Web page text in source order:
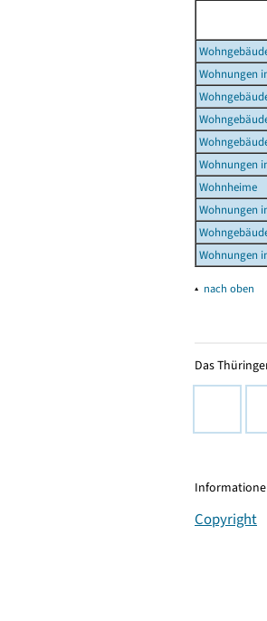
Wohnungen
Wohnungen
Wohnheime
Wohnungen
Wohnungen
▴ nach oben
Das
Copyright